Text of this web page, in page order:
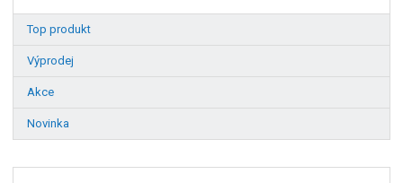
Top produkt
Výprodej
Akce
Novinka